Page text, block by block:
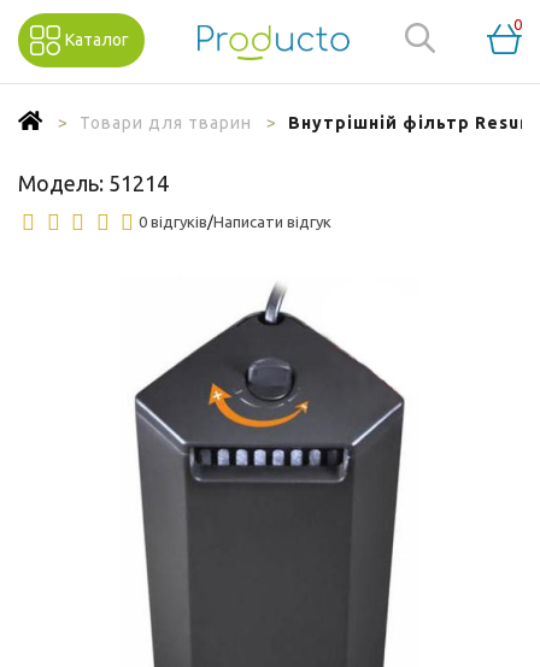
Каталог
0
Товари для тварин Внутрішній фільтр
Модель: 51214
0 відгуків/Написати відгук